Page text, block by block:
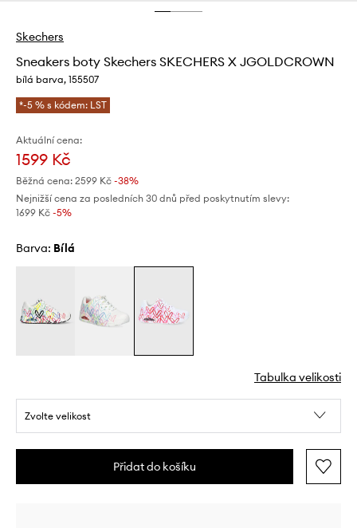
Skechers
Sneakers boty Skechers SKECHERS X JGOLDCROWN
bílá barva, 155507
*-5 % s kódem: LST
Aktuální cena:
1599 Kč
Běžná cena: 2599 Kč -38%
Nejnižší cena za posledních 30 dnů před poskytnutím slevy:
1699 Kč -5%
Barva: bílá
Tabulka velikosti
Zvolte velikost
Přidat do košíku